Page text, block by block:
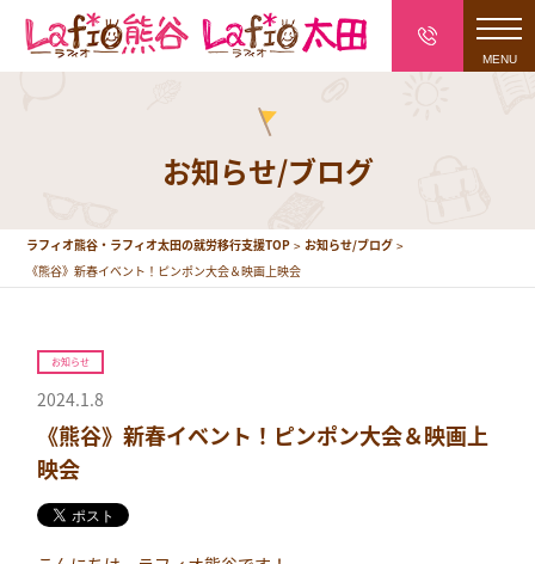
お知らせ/ブログ
ラフィオ熊谷・ラフィオ太田の就労移行支援TOP
お知らせ/ブログ
《熊谷》新春イベント！ピンポン大会＆映画上映会
お知らせ
2024.1.8
《熊谷》新春イベント！ピンポン大会＆映画上
映会